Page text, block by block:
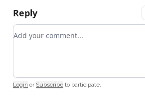
Reply
Add your comment
Login or Subscribe to participate.